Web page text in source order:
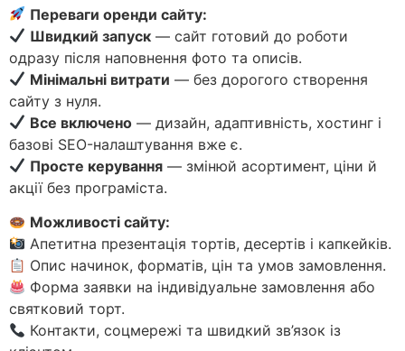
Переваги оренди сайту:
Швидкий запуск — сайт готовий до роботи
одразу після наповнення фото та описів.
Мінімальні витрати — без дорогого створення
сайту з нуля.
Все включено — дизайн, адаптивність, хостинг і
базові SEO-налаштування вже є.
Просте керування — змінюй асортимент, ціни й
акції без програміста.
Можливості сайту:
Апетитна презентація тортів, десертів і капкейків.
Опис начинок, форматів, цін та умов замовлення.
Форма заявки на індивідуальне замовлення або
святковий торт.
Контакти, соцмережі та швидкий зв’язок із